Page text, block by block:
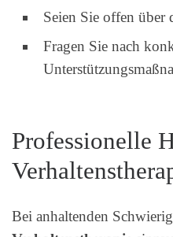
Seien Sie offen über
Fragen Sie nach
Professionelle
Bei anhaltenden